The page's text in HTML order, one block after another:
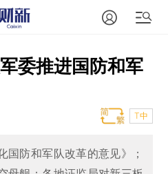
委推进国防和军
T中
国防和军队改革的意见》；